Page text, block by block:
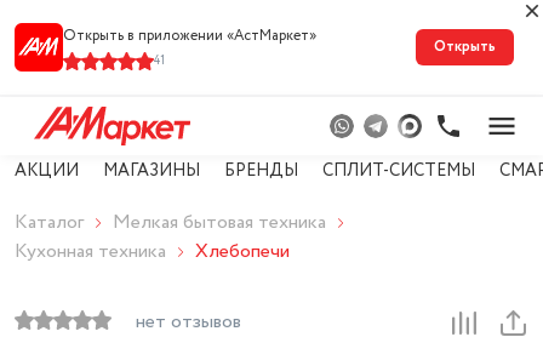
Открыть в приложении «АстМарке‪т‬»
41
Открыть
АКЦИИ МАГАЗИНЫ БРЕНДЫ СПЛИТ-СИСТЕМЫ
Каталог
Мелкая бытовая техника
Кухонная техника
Хлебопечи
нет отзывов